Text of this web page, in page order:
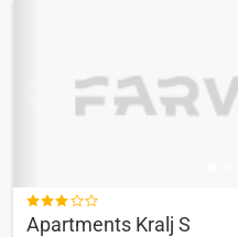

Apartments Kralj S